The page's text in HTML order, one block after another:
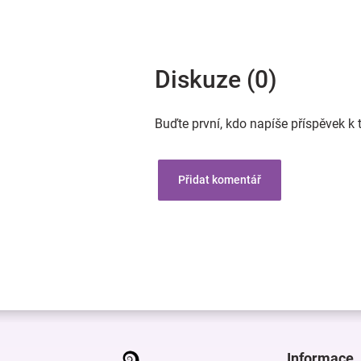
Diskuze (0)
Buďte první, kdo napíše příspěvek k
Přidat komentář
Z